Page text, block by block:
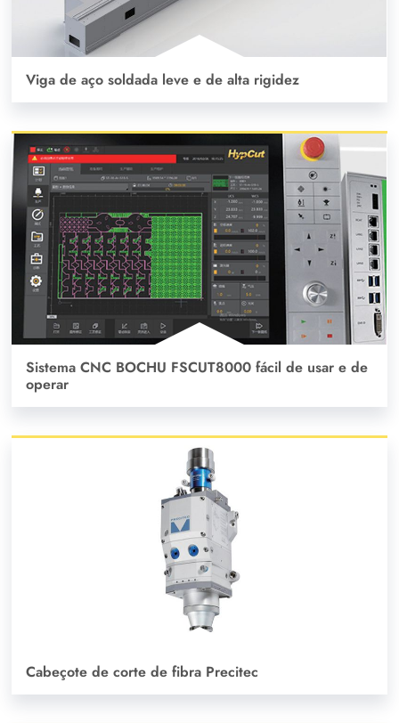
Viga de aço soldada leve e de alta rigidez
Sistema CNC BOCHU FSCUT8000 fácil de usar e de
operar
Cabeçote de corte de fibra Precitec